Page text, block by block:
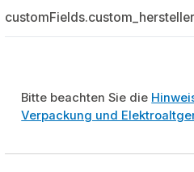
Bitte beachten Sie die
Verpackung und